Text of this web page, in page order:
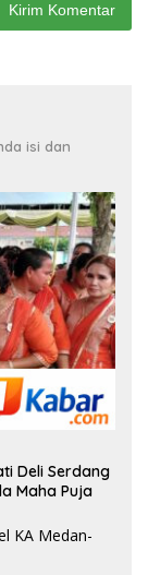
isi dan
Deli Serdang
Maha Puja